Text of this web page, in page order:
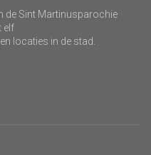
de Sint Martinusparochie
elf
locaties in de stad.